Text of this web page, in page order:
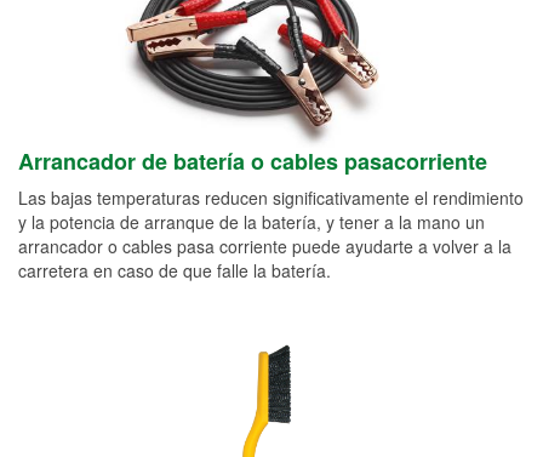
Arrancador de batería o cables pasacorriente
Las bajas temperaturas reducen significativamente el rendimiento
y la potencia de arranque de la batería, y tener a la mano un
arrancador o cables pasa corriente puede ayudarte a volver a la
carretera en caso de que falle la batería.